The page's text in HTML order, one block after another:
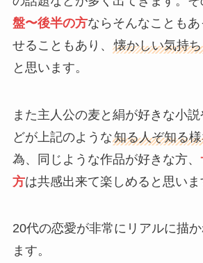
盤〜後半の方ならそんなことも
せることもあり、 懐かしい気持ち
と思います。
また主人公の麦と絹が好きな小
どが上記のような知る人ぞ知る
為、同じような作品が好きな方、
方は共感出来て楽しめると思いま
20代の恋愛が非常にリアルに描
ます。